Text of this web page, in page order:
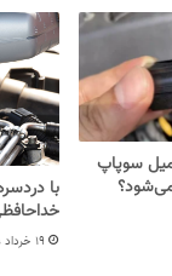
سوپاپ
با
19 خرداد 1398